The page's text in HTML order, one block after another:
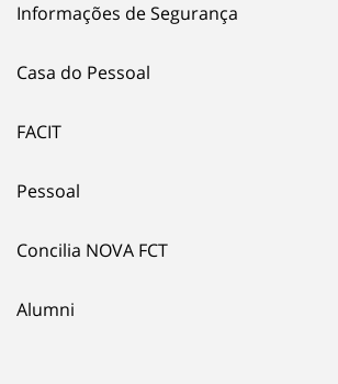
Informações de Segurança
Casa do Pessoal
FACIT
Pessoal
Concilia NOVA FCT
Alumni